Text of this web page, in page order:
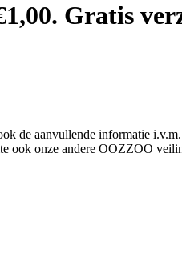
Gratis
de aanvullende informatie
ook onze andere OOZZOO